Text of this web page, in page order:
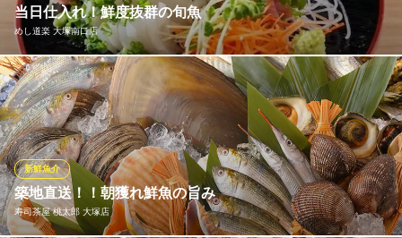
築地 竹政
日本酒 鮮魚 居酒屋
ＪＲ大塚駅 徒歩3分
東京都豊島区南大塚3-35-7 1F
当日仕入れ！鮮度抜群の旬魚
めし道楽 大塚南口店
海鮮酒場ならではの新鮮な魚介をご堪能いただけます！その日に
仕入れた旬の鮮魚は、脂がのって旨みたっぷり。定食のメインと
してはもちろん、単品でお酒のあてにするのもおすすめ！季節ご
とに変わる美味しいお魚との出会いをお楽しみください。
めし道楽 大塚南口店
宴会可能な定食居酒屋！
都電荒川線大塚駅前駅 徒歩3分
築地直送！！朝獲れ鮮魚の旨み
寿司茶屋 桃太郎 大塚店
新鮮魚介